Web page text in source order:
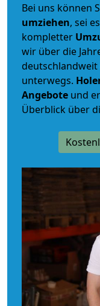
Bei uns können
umziehen, sei
kompletter
wir über die
unterwegs.
Angebote und
Überblick über